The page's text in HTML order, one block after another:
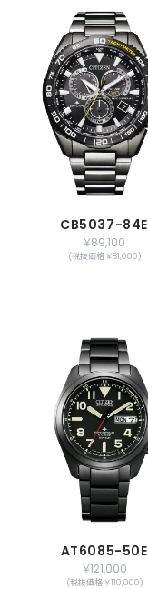
CB5037-84E
￥89,100
(税抜価格 ￥81,000)
AT6085-50E
￥121,000
(税抜価格 ￥110,000)